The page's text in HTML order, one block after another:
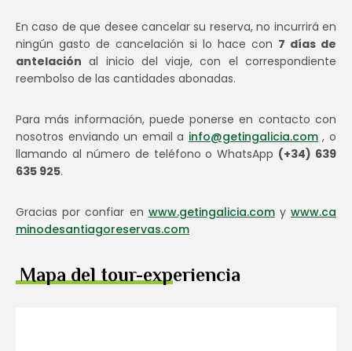
En caso de que desee cancelar su reserva, no incurrirá en
ningún gasto de cancelación si lo hace con 7 días de
antelación al inicio del viaje, con el correspondiente
reembolso de las cantidades abonadas.
Para más información, puede ponerse en contacto con
nosotros enviando un email a info@getingalicia.com , o
llamando al número de teléfono o WhatsApp (+34) 639
635 925.
Gracias por confiar en www.getingalicia.comywww.ca
minodesantiagoreservas.com
Mapa del tour-experiencia